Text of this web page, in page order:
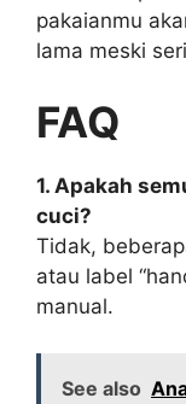
pakaianmu
lama meski
FAQ
1. Apakah
cuci?
Tidak,
atau label
manual.
See also